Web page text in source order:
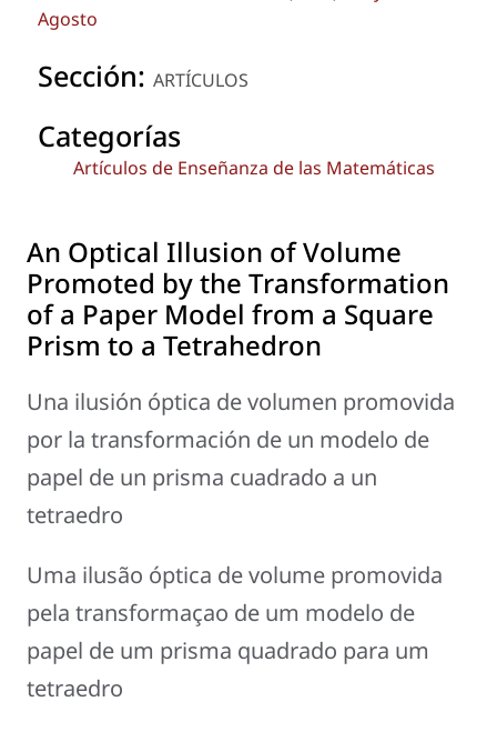
Agosto
Sección: ARTÍCULOS
Categorías
Artículos de Enseñanza de las Matemáticas
An Optical Illusion of Volume
Promoted by the Transformation
of a Paper Model from a Square
Prism to a Tetrahedron
Una ilusión óptica de volumen promovida
por la transformación de un modelo de
papel de un prisma cuadrado a un
tetraedro
Uma ilusão óptica de volume promovida
pela transformaçao de um modelo de
papel de um prisma quadrado para um
tetraedro